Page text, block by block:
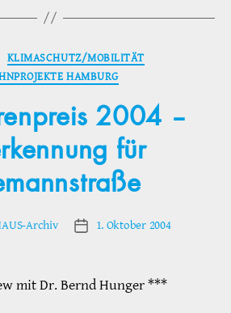
Kategorien
KLIMASCHUTZ/MOBILITÄT
HAMBURG
2004 –
für
Archiv Veröffentlichungsdatum
1. Oktober 2004
mit Dr. Bernd Hunger ***